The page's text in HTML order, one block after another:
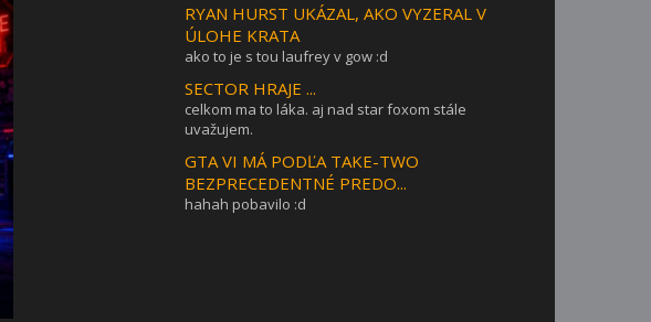
RYAN HURST UKÁZAL, AKO VYZERAL V
ÚLOHE KRATA
ako to je s tou laufrey v gow :d
SECTOR HRAJE ...
celkom ma to láka. aj nad star foxom stále
uvažujem.
GTA VI MÁ PODĽA TAKE-TWO
BEZPRECEDENTNÉ PREDO...
hahah pobavilo :d